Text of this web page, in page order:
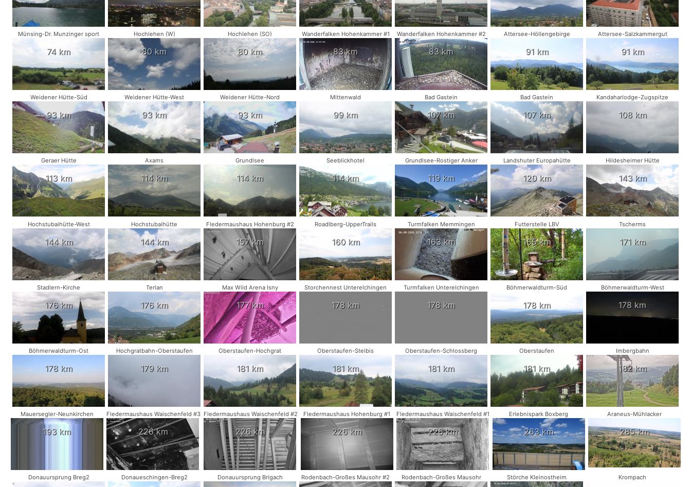
Münsing-Dr. Munzinger sport
74 km
Hochlehen (W)
80 km
Hochlehen (SO)
80 km
Wanderfalken Hohenkammer #1
83 km
Wanderfalken Hohenkammer #2
83 km
Attersee-Höllengebirge
91 km
Attersee-Salzkammergut
91 km
Weidener Hütte-Süd
93 km
Weidener Hütte-West
93 km
Weidener Hütte-Nord
93 km
Mittenwald
99 km
Bad Gastein
107 km
Bad Gastein
107 km
Kandaharlodge-Zugspitze
108 km
Geraer Hütte
113 km
Axams
114 km
Grundlsee
114 km
Seeblickhotel
114 km
Grundlsee-Rostiger Anker
119 km
Landshuter Europahütte
120 km
Hildesheimer Hütte
143 km
Hochstubaihütte-West
144 km
Hochstubaihütte
144 km
Fledermaushaus Hohenburg #2
157 km
Roadlberg-UpperTrails
160 km
Turmfalken Memmingen
163 km
Futterstelle LBV
165 km
Tscherms
171 km
Stadlern-Kirche
176 km
Terlan
176 km
Max Wild Arena Isny
177 km
Storchennest Unterelchingen
178 km
Turmfalken Unterelchingen
178 km
Böhmerwaldturm-Süd
178 km
Böhmerwaldturm-West
178 km
Böhmerwaldturm-Ost
178 km
Hochgratbahn-Oberstaufen
179 km
Oberstaufen-Hochgrat
181 km
Oberstaufen-Steibis
181 km
Oberstaufen-Schlossberg
181 km
Oberstaufen
181 km
Imbergbahn
182 km
Mauersegler-Neunkirchen
193 km
Fledermaushaus Waischenfeld #3
226 km
Fledermaushaus Waischenfeld #2
226 km
Fledermaushaus Hohenburg #1
226 km
Fledermaushaus Waischenfeld #1
226 km
Erlebnispark Boxberg
263 km
Araneus-Mühlacker
285 km
Donauursprung Breg2 Donaueschingen-Breg2 Donauursprung Brigach Rodenbach-Großes Mausohr #2 Rodenbach-Großes Mausohr Störche Kleinostheim Krompach